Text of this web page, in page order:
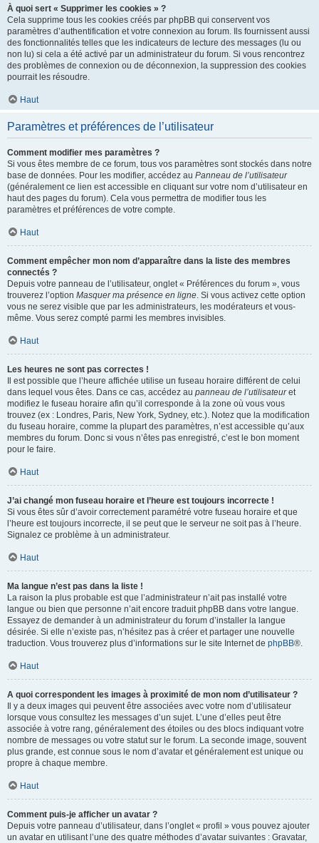
À quoi sert « Supprimer les cookies » ?
Cela supprime tous les cookies créés par phpBB qui conservent vos
paramètres d’authentification et votre connexion au forum. Ils fournissent aussi
des fonctionnalités telles que les indicateurs de lecture des messages (lu ou
non lu) si cela a été activé par un administrateur du forum. Si vous rencontrez
des problèmes de connexion ou de déconnexion, la suppression des cookies
pourrait les résoudre.
Haut
Paramètres et préférences de l’utilisateur
Comment modifier mes paramètres ?
Si vous êtes membre de ce forum, tous vos paramètres sont stockés dans notre
base de données. Pour les modifier, accédez au Panneau de l’utilisateur
(généralement ce lien est accessible en cliquant sur votre nom d’utilisateur en
haut des pages du forum). Cela vous permettra de modifier tous les
paramètres et préférences de votre compte.
Haut
Comment empêcher mon nom d’apparaître dans la liste des membres
connectés ?
Depuis votre panneau de l’utilisateur, onglet « Préférences du forum », vous
trouverez l’option Masquer ma présence en ligne. Si vous activez cette option
vous ne serez visible que par les administrateurs, les modérateurs et vous-
même. Vous serez compté parmi les membres invisibles.
Haut
Les heures ne sont pas correctes !
Il est possible que l’heure affichée utilise un fuseau horaire différent de celui
dans lequel vous êtes. Dans ce cas, accédez au panneau de l’utilisateuret
modifiez le fuseau horaire afin qu’il corresponde à la zone où vous vous
trouvez (ex : Londres, Paris, New York, Sydney, etc.). Notez que la modification
du fuseau horaire, comme la plupart des paramètres, n’est accessible qu’aux
membres du forum. Donc si vous n’êtes pas enregistré, c’est le bon moment
pour le faire.
Haut
J’ai changé mon fuseau horaire et l’heure est toujours incorrecte !
Si vous êtes sûr d’avoir correctement paramétré votre fuseau horaire et que
l’heure est toujours incorrecte, il se peut que le serveur ne soit pas à l’heure.
Signalez ce problème à un administrateur.
Haut
Ma langue n’est pas dans la liste !
La raison la plus probable est que l’administrateur n’ait pas installé votre
langue ou bien que personne n’ait encore traduit phpBB dans votre langue.
Essayez de demander à un administrateur du forum d’installer la langue
désirée. Si elle n’existe pas, n’hésitez pas à créer et partager une nouvelle
traduction. Vous trouverez plus d’informations sur le site Internet de phpBB®.
Haut
A quoi correspondent les images à proximité de mon nom d’utilisateur ?
Il y a deux images qui peuvent être associées avec votre nom d’utilisateur
lorsque vous consultez les messages d’un sujet. L’une d’elles peut être
associée à votre rang, généralement des étoiles ou des blocs indiquant votre
nombre de messages ou votre statut sur le forum. La seconde image, souvent
plus grande, est connue sous le nom d’avatar et généralement est unique ou
propre à chaque membre.
Haut
Comment puis-je afficher un avatar ?
Depuis votre panneau d’utilisateur, dans l’onglet « profil » vous pouvez ajouter
un avatar en utilisant l’une des quatre méthodes d’avatar suivantes : Gravatar,